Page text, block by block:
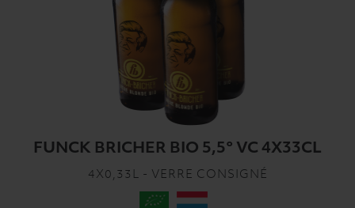
FUNCK BRICHER BIO 5,5° VC 4X33CL
4X0,33L - VERRE CONSIGNÉ